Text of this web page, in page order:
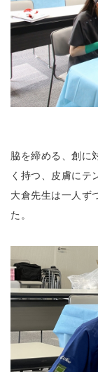
脇を締める、創に
く持つ、皮膚にテ
大倉先生は一人ず
た。